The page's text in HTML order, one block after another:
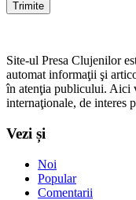
Site-ul Presa Clujenilor
automat informaţii şi
în atenţia publicului. Aici
internaţionale, de interes
Vezi și
Noi
Popular
Comentarii